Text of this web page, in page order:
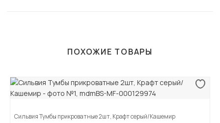
ПОХОЖИЕ ТОВАРЫ
Сильвия Тумбы прикроватные 2шт, Крафт серый/Кашемир